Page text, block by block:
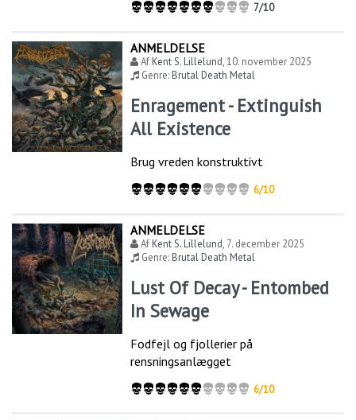
7/10
ANMELDELSE
AfKent S. Lillelund,10. november 2025
Genre:Brutal Death Metal
Enragement - Extinguish
All Existence
Brug vreden konstruktivt
6/10
ANMELDELSE
AfKent S. Lillelund, 7. december 2025
Genre:Brutal Death Metal
Lust Of Decay - Entombed
In Sewage
Fodfejl og fjollerier på
rensningsanlægget
6/10